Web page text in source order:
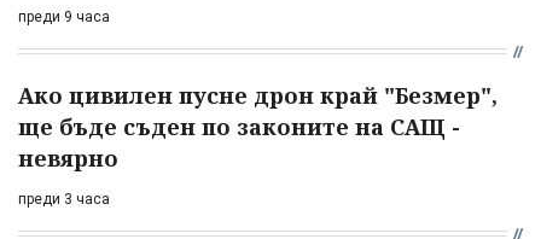
преди 9 часа
Ако цивилен пусне дрон край "Безмер",
ще бъде съден по законите на САЩ -
невярно
преди 3 часа